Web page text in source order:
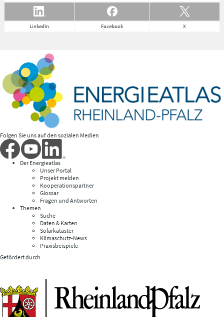
LinkedIn Facebook X
Folgen Sie uns auf den sozialen Medien
Der Energieatlas
Unser Portal
Projekt melden
Kooperationspartner
Glossar
Fragen und Antworten
Themen
Suche
Daten & Karten
Solarkataster
Klimaschutz-News
Praxisbeispiele
Gefördert durch